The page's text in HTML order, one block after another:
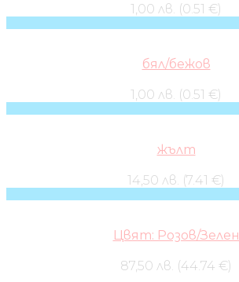
1,00 лв. (0.51 €)
бял/бежов
1,00 лв. (0.51 €)
жълт
14,50 лв. (7.41 €)
Цвят: Розов/Зелен
87,50 лв. (44.74 €)